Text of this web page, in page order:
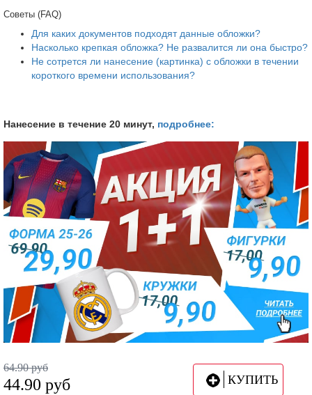
Советы (FAQ)
Для каких документов подходят данные обложки?
Насколько крепкая обложка? Не развалится ли она быстро?
Не сотрется ли нанесение (картинка) с обложки в течении
короткого времени использования?
Нанесение в течение 20 минут, подробнее:
64.90 руб
44.90 руб КУПИТЬ